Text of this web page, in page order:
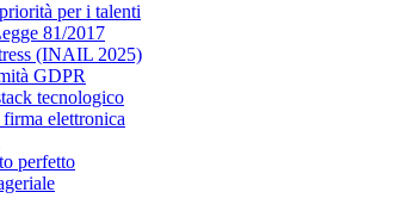
per i talenti
81/2017
(INAIL 2025)
GDPR
tecnologico
elettronica
perfetto